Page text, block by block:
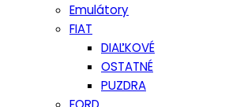
Emulátory
FIAT
DIAĽKOVÉ
OSTATNÉ
PUZDRA